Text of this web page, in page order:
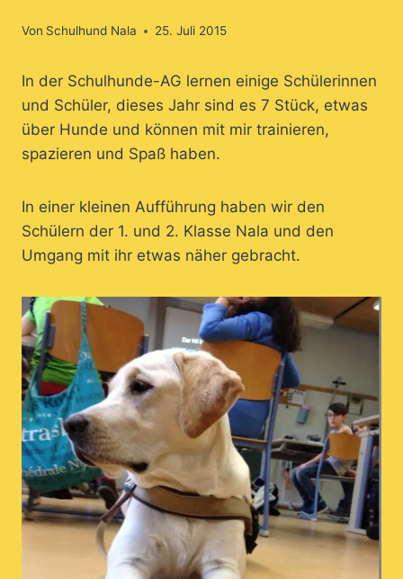
Von Schulhund Nala 25. Juli 2015
In der Schulhunde-AG lernen einige Schülerinnen
und Schüler, dieses Jahr sind es 7 Stück, etwas
über Hunde und können mit mir trainieren,
spazieren und Spaß haben.
In einer kleinen Aufführung haben wir den
Schülern der 1. und 2. Klasse Nala und den
Umgang mit ihr etwas näher gebracht.